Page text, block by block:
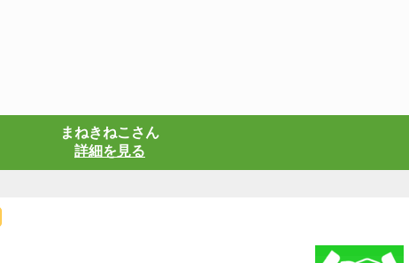
まねきねこさん
詳細を見る